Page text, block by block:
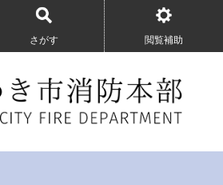
さがす 閲覧補助